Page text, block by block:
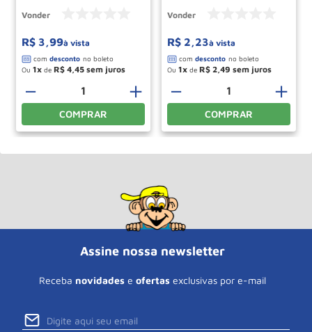
Vonder
R$ 3,99à vista
Ou 1 de R$ 4,45
＋
－
COMPRAR
Vonder
R$ 2,23à vista
Ou 1 de R$ 2,49
＋
－
COMPRAR
Assine nossa newsletter
Receba novidades e ofertas exclusivas por e-mail